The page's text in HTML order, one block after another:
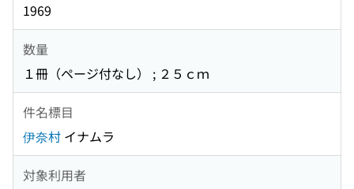
1969
数量
１冊（ページ付なし） ; ２５ｃｍ
件名標目
伊奈村 イナムラ
対象利用者